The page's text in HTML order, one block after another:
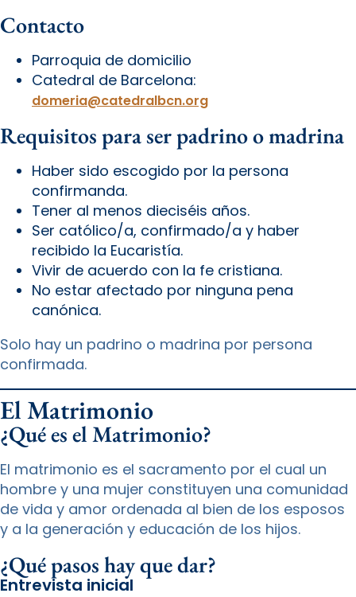
Contacto
Parroquia de domicilio
Catedral de Barcelona:
domeria@catedralbcn.org
Requisitos para ser padrino o madrina
Haber sido escogido por la persona
confirmanda.
Tener al menos dieciséis años.
Ser católico/a, confirmado/a y haber
recibido la Eucaristía.
Vivir de acuerdo con la fe cristiana.
No estar afectado por ninguna pena
canónica.
Solo hay un padrino o madrina por persona
confirmada.
El Matrimonio
¿Qué es el Matrimonio?
El matrimonio es el sacramento por el cual un
hombre y una mujer constituyen una comunidad
de vida y amor ordenada al bien de los esposos
y a la generación y educación de los hijos.
¿Qué pasos hay que dar?
Entrevista inicial